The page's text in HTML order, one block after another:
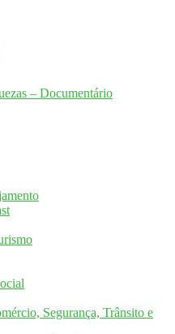
– Documentário
Segurança, Trânsito e